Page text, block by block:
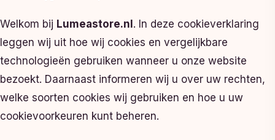
Welkom bij Lumeastore.nl . In deze cookieverklaring
leggen wij uit hoe wij cookies en vergelijkbare
technologieën gebruiken wanneer u onze website
bezoekt. Daarnaast informeren wij u over uw rechten,
welke soorten cookies wij gebruiken en hoe u uw
cookievoorkeuren kunt beheren.